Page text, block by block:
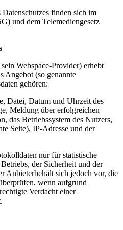
finden sich im
und dem Telemediengesetz
Webspace-Provider) erhebt
Angebot (so genannte
gehören:
Datei, Datum und Uhrzeit des
Meldung über erfolgreichen
das Betriebssystem des Nutzers,
Seite), IP-Adresse und der
nur für statistische
der Sicherheit und der
Anbieterbehält sich jedoch vor, die
wenn aufgrund
Verdacht einer